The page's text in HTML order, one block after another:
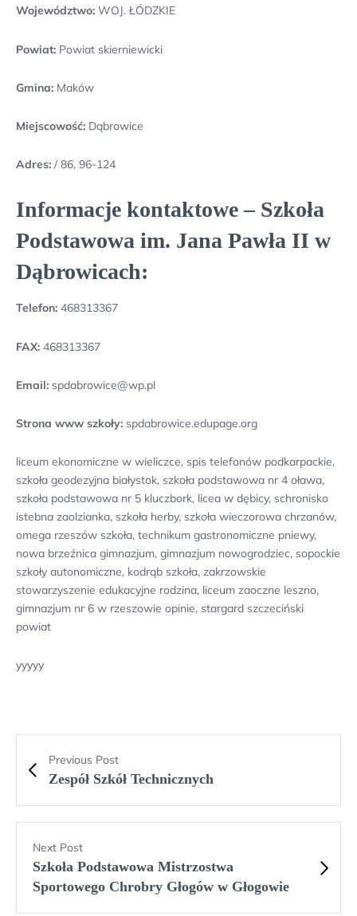
Województwo: WOJ. ŁÓDZKIE
Powiat: Powiat skierniewicki
Gmina: Maków
Miejscowość: Dąbrowice
Adres: / 86, 96-124
Informacje kontaktowe – Szkoła
Podstawowa im. Jana Pawła II w
Dąbrowicach:
Telefon: 468313367
FAX: 468313367
Email: spdabrowice@wp.pl
Strona www szkoły: spdabrowice.edupage.org
liceum ekonomiczne w wieliczce, spis telefonów podkarpackie,
szkoła geodezyjna białystok, szkoła podstawowa nr 4 oława,
szkoła podstawowa nr 5 kluczbork, licea w dębicy, schronisko
istebna zaolzianka, szkoła herby, szkoła wieczorowa chrzanów,
omega rzeszów szkoła, technikum gastronomiczne pniewy,
nowa brzeźnica gimnazjum, gimnazjum nowogrodziec, sopockie
szkoły autonomiczne, kodrąb szkoła, zakrzowskie
stowarzyszenie edukacyjne rodzina, liceum zaoczne leszno,
gimnazjum nr 6 w rzeszowie opinie, stargard szczeciński
powiat
yyyyy
Previous Post
Zespół Szkół Technicznych
Next Post
Szkoła Podstawowa Mistrzostwa
Sportowego Chrobry Głogów w Głogowie